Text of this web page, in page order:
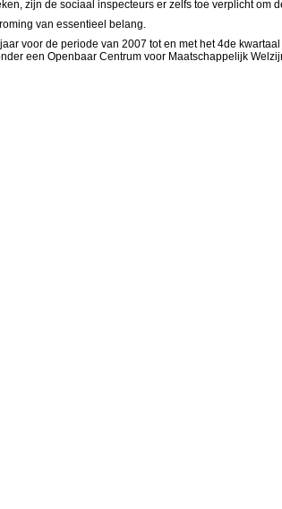
zijn de sociaal inspecteurs er zelfs toe verplicht om
van essentieel belang.
voor de periode van 2007 tot en met het 4de
een Openbaar Centrum voor Maatschappelijk